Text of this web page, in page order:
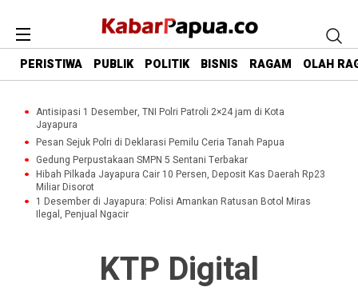
PERISTIWA PUBLIK POLITIK BISNIS RAGAM OLAH
Antisipasi 1 Desember, TNI Polri Patroli 2×24 jam di Kota
Jayapura
Pesan Sejuk Polri di Deklarasi Pemilu Ceria Tanah Papua
Gedung Perpustakaan SMPN 5 Sentani Terbakar
Hibah Pilkada Jayapura Cair 10 Persen, Deposit Kas Daerah Rp23
Miliar Disorot
1 Desember di Jayapura: Polisi Amankan Ratusan Botol Miras
Ilegal, Penjual Ngacir
KTP Digital